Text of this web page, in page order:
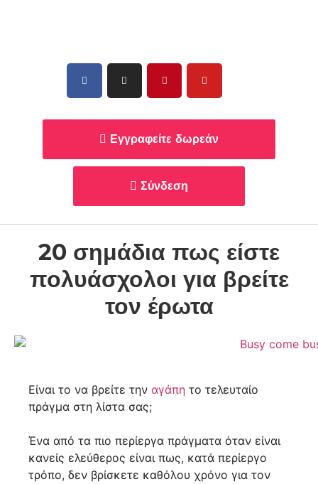
Εγγραφείτε δωρεάν
Σύνδεση
20 σημάδια πως είστε
πολυάσχολοι για βρείτε
τον έρωτα
Είναι το να βρείτε την αγάπη το τελευταίο
πράγμα στη λίστα σας;
Ένα από τα πιο περίεργα πράγματα όταν είναι
κανείς ελεύθερος είναι πως, κατά περίεργο
τρόπο, δεν βρίσκετε καθόλου χρόνο για τον